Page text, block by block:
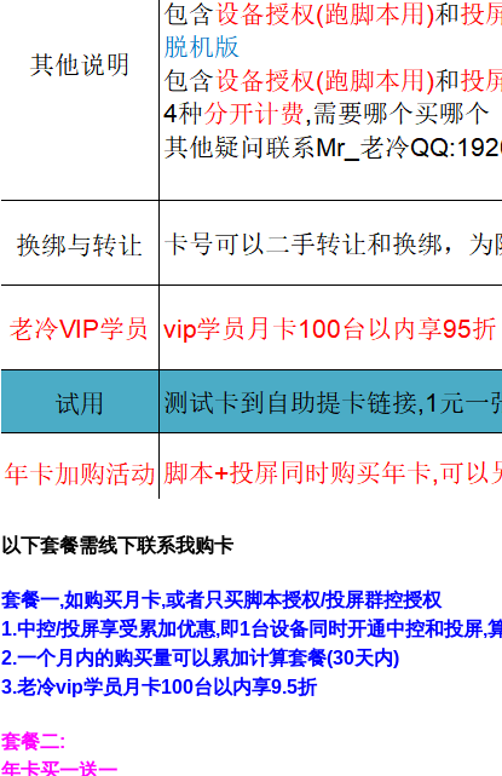
以下套餐需线下联系我购卡
套餐一,如购买月卡,或者只买脚本授权/投屏群控授权
1.中控/投屏享受累加优惠,即1台设备同时开通中控和投屏,
2.一个月内的购买量可以累加计算套餐(30天内)
3.老冷vip学员 月卡100台以内享9.5折
套餐二:
年卡买一送一